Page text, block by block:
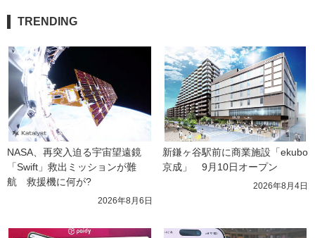
TRENDING
NASA、再突入迫る宇宙望遠鏡
「Swift」救出ミッションが難
航　救援機に何が?
2026年8月6日
新鎌ヶ谷駅前に商業施設「ekubo
京成」　9月10日オープン
2026年8月4日